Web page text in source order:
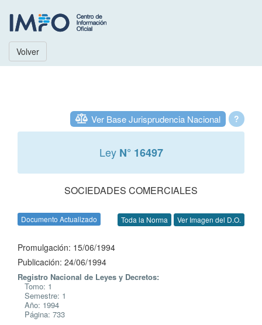
Volver
?
Ver Base Jurisprudencia Nacional
Ley N° 16497
SOCIEDADES COMERCIALES
Documento Actualizado Toda la Norma Ver Imagen del D.O.
Promulgación: 15/06/1994
Publicación: 24/06/1994
Registro Nacional de Leyes y Decretos:
Tomo: 1
Semestre: 1
Año: 1994
Página: 733